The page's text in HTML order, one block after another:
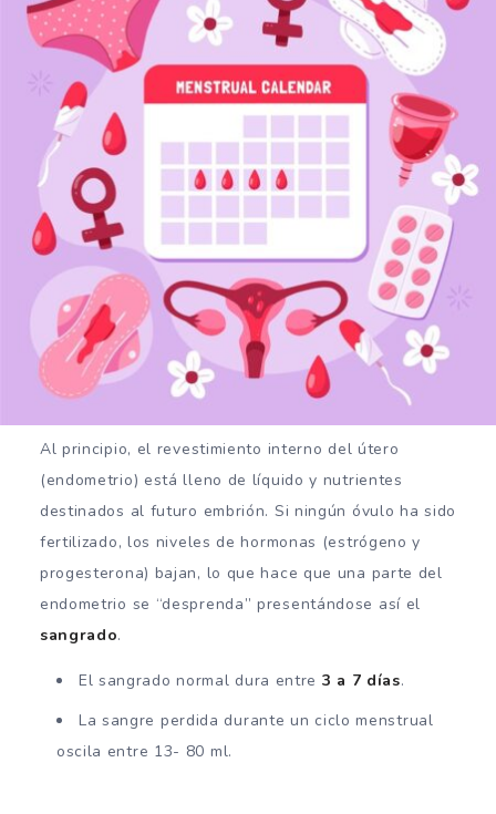
Al principio, el revestimiento interno del útero
(endometrio) está lleno de líquido y nutrientes
destinados al futuro embrión. Si ningún óvulo ha sido
fertilizado, los niveles de hormonas (estrógeno y
progesterona) bajan, lo que hace que una parte del
endometrio se “desprenda” presentándose así el
sangrado.
El sangrado normal dura entre 3 a 7 días.
La sangre perdida durante un ciclo menstrual
oscila entre 13- 80 ml.